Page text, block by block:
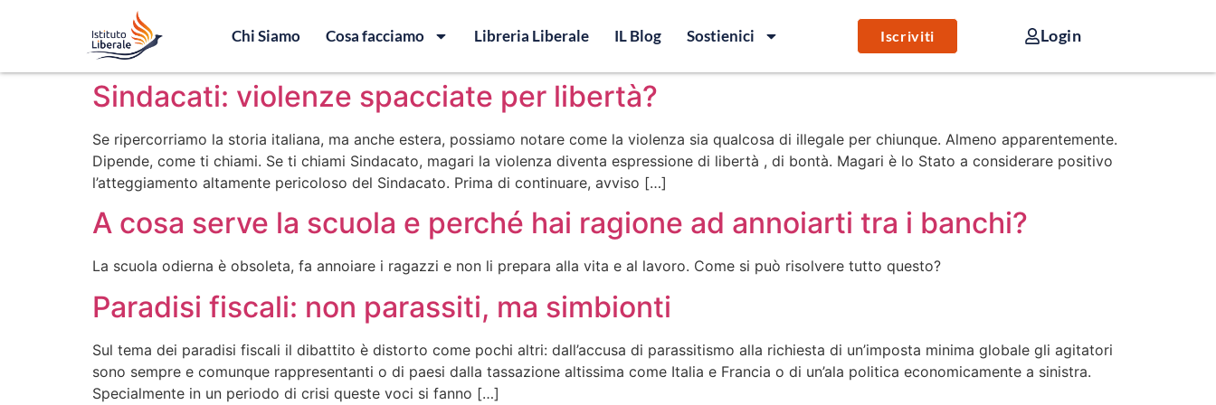
Chi Siamo Cosa facciamo Libreria Liberale IL Blog Sostienici Iscriviti Login
Sindacati: violenze spacciate per libertà?
Se ripercorriamo la storia italiana, ma anche estera, possiamo notare come la violenza sia qualcosa di illegale per chiunque. Almeno apparentemente.
Dipende, come ti chiami. Se ti chiami Sindacato, magari la violenza diventa espressione di libertà , di bontà. Magari è lo Stato a considerare positivo
l’atteggiamento altamente pericoloso del Sindacato. Prima di continuare, avviso […]
A cosa serve la scuola e perché hai ragione ad annoiarti tra i banchi?
La scuola odierna è obsoleta, fa annoiare i ragazzi e non li prepara alla vita e al lavoro. Come si può risolvere tutto questo?
Paradisi fiscali: non parassiti, ma simbionti
Sul tema dei paradisi fiscali il dibattito è distorto come pochi altri: dall’accusa di parassitismo alla richiesta di un’imposta minima globale gli agitatori
sono sempre e comunque rappresentanti o di paesi dalla tassazione altissima come Italia e Francia o di un’ala politica economicamente a sinistra.
Specialmente in un periodo di crisi queste voci si fanno […]